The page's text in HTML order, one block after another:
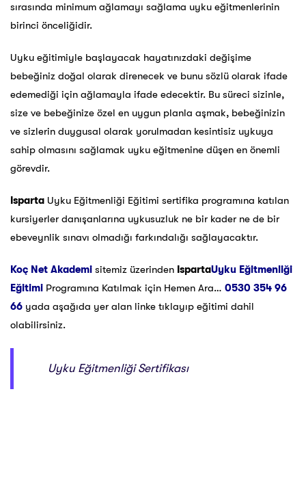
sırasında minimum ağlamayı sağlama uyku eğitmenlerinin
birinci önceliğidir.
Uyku eğitimiyle başlayacak hayatınızdaki değişime
bebeğiniz doğal olarak direnecek ve bunu sözlü olarak ifade
edemediği için ağlamayla ifade edecektir. Bu süreci sizinle,
size ve bebeğinize özel en uygun planla aşmak, bebeğinizin
ve sizlerin duygusal olarak yorulmadan kesintisiz uykuya
sahip olmasını sağlamak uyku eğitmenine düşen en önemli
görevdir.
Isparta Uyku Eğitmenliği Eğitimi sertifika programına katılan
kursiyerler danışanlarına uykusuzluk ne bir kader ne de bir
ebeveynlik sınavı olmadığı farkındalığı sağlayacaktır.
Koç Net Akademi sitemiz üzerinden IspartaUyku Eğitmenliği
Eğitimi Programına Katılmak için Hemen Ara… 0530 354 96
66 yada aşağıda yer alan linke tıklayıp eğitimi dahil
olabilirsiniz.
Uyku Eğitmenliği Sertifikası